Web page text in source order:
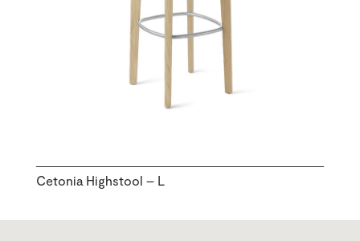
Cetonia Highstool – L